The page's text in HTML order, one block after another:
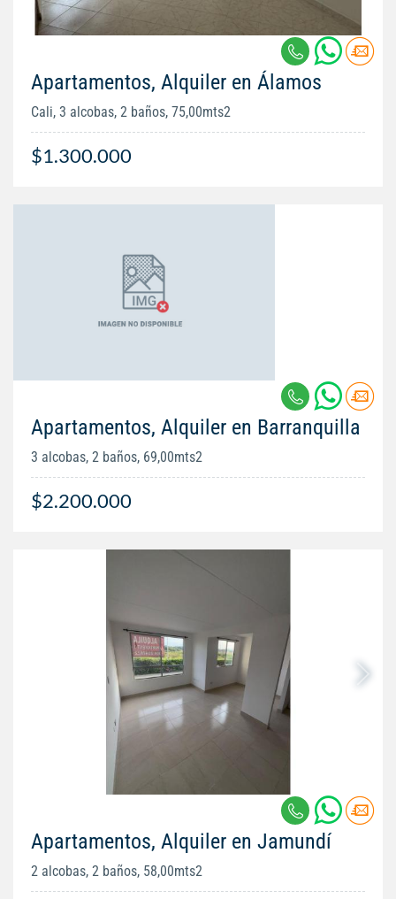
Apartamentos, Alquiler en Álamos
Cali, 3 alcobas, 2 baños, 75,00mts2
$1.300.000
Apartamentos, Alquiler en Barranquilla
3 alcobas, 2 baños, 69,00mts2
$2.200.000
Apartamentos, Alquiler en Jamundí
2 alcobas, 2 baños, 58,00mts2